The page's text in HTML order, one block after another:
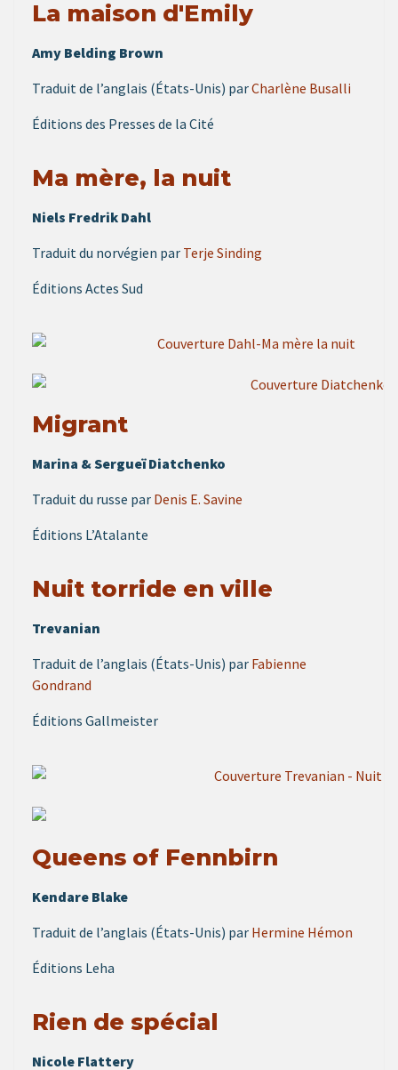
La maison d'Emily
Amy Belding Brown
Traduit de l’anglais (États-Unis) parCharlène Busalli
Éditions des Presses de la Cité
Ma mère, la nuit
Niels Fredrik Dahl
Traduit du norvégien par Terje Sinding
Éditions Actes Sud
Migrant
Marina & Sergueï Diatchenko
Traduit du russe par Denis E. Savine
Éditions L’Atalante
Nuit torride en ville
Trevanian
Traduit de l’anglais (États-Unis) par Fabienne
Gondrand
Éditions Gallmeister
Queens of Fennbirn
Kendare Blake
Traduit de l’anglais (États-Unis) par Hermine Hémon
Éditions Leha
Rien de spécial
Nicole Flattery